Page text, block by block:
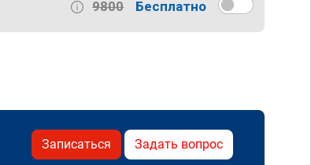
9800 Бесплатно
Записаться Задать вопрос